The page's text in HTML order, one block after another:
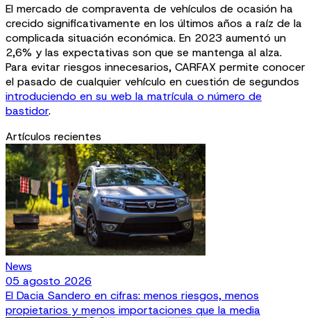
El mercado de compraventa de vehículos de ocasión ha
crecido significativamente en los últimos años a raíz de la
complicada situación económica. En 2023 aumentó un
2,6% y las expectativas son que se mantenga al alza.
Para evitar riesgos innecesarios, CARFAX permite conocer
el pasado de cualquier vehículo en cuestión de segundos
introduciendo en su web la matrícula o número de
bastidor.
Artículos recientes
News
05 agosto 2026
El Dacia Sandero en cifras: menos riesgos, menos
propietarios y menos importaciones que la media